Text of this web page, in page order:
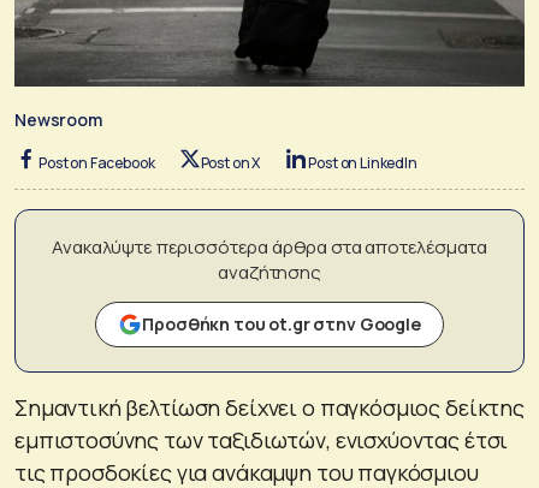
Newsroom
Post on Facebook Post on X Post on LinkedIn
Ανακαλύψτε περισσότερα άρθρα στα αποτελέσματα
αναζήτησης
Προσθήκη του ot.gr στην Google
Σημαντική βελτίωση δείχνει ο παγκόσμιος δείκτης
εμπιστοσύνης των ταξιδιωτών, ενισχύοντας έτσι
τις προσδοκίες για ανάκαμψη του παγκόσμιου